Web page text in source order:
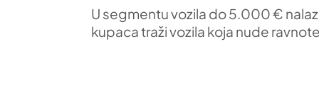
U segmentu vozila do 5.000 €
kupaca traži vozila koja nude